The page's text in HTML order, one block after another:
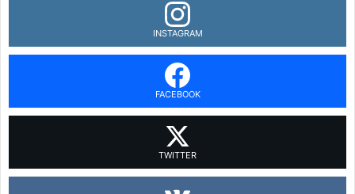
INSTAGRAM
FACEBOOK
TWITTER